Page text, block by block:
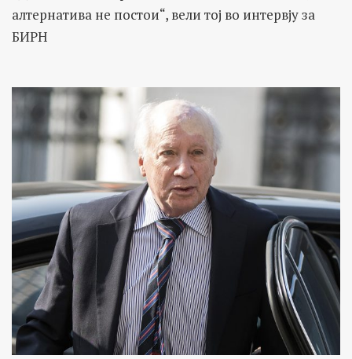
алтернатива не постои“, вели тој во интервју за
БИРН